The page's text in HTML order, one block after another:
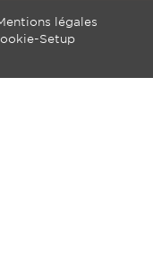
légales
Setup